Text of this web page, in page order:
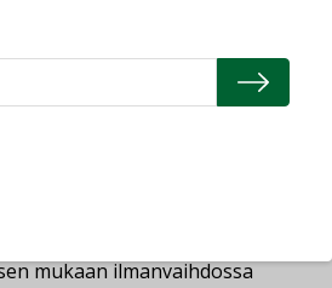
mukaan ilmanvaihdossa